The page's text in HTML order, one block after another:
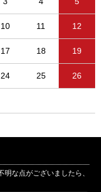
10 11 12
17 18 19
24 25 26
な点がございましたら、